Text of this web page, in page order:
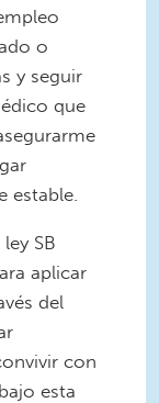
o
y seguir
que
estable.
SB
aplicar
del
con
esta